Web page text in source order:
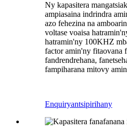
Ny kapasitera
ampiasaina indrindra
azo fehezina na
voltase voaisa
hatramin'ny 100KHZ
factor amin'ny fitaovana
fandrendrehana,
fampiharana mitovy
Enquiryantsipirihany